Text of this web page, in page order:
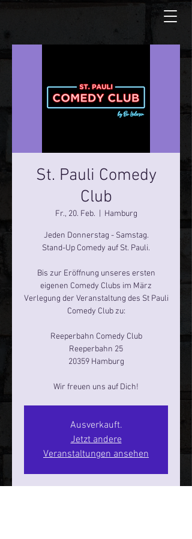
St. Pauli Comedy
Club
Fr., 20. Feb. Hamburg
Jeden Donnerstag - Samstag.
Stand-Up Comedy auf St. Pauli.
Bis zur Eröffnung unseres ersten
eigenen Comedy Clubs im März
Verlegung der Veranstaltung des St Pauli
Comedy Club zu:
Reeperbahn Comedy Club
Reeperbahn 25
20359 Hamburg
Ausverkauft.
Jetzt andere
Veranstaltungen ansehen